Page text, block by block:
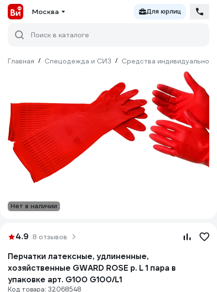
Москва Для юрлиц
Поиск в каталоге
Главная / Спецодежда и СИЗ / Средства индивидуальной
Нет в наличии
4.9 8 отзывов
Перчатки латексные, удлиненные,
хозяйственные GWARD ROSE р. L 1 пара в
упаковке арт. G100 G100/L1
Код товара: 32068548